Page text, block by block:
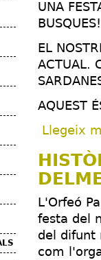
UNA
BUSQUES!
EL
ACTUAL.
AQUEST
Llegeix
L'Orfeó
festa del
del difunt
com